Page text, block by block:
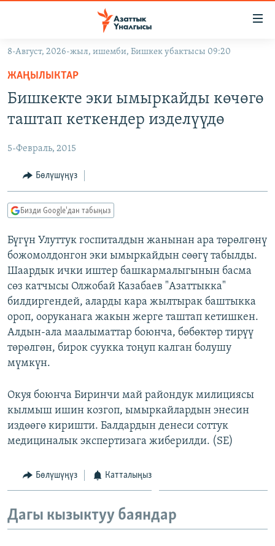
Навигацияга
өтүңүз
Издөөгө
салыңыз
ЭКОНОМИКА
МАДАНИЯТ
БОРБОР АЗИЯ
АТАЙЫН ИЛИКТӨӨ
ТВ ПРОГРАММАЛАР
ЭКСПЕРТТЕР ТАЛДАЙТ
БИЗ ЖАНА ДҮЙНӨ
ЭЖЕ-СИҢДИЛЕР
АЗАТТЫК+
ЫҢГАЙСЫЗ СУРООЛОР
ӨЗГӨЧӨ ПИКИР
Русский
ОНЛАЙН ШЕРИНЕ
ЭЕ/АРнун бардык сайттары
8-Август, 2026-жыл, ишемби, Бишкек убактысы 09:20
ЖАҢЫЛЫКТАР
Бишкекте эки ымыркайды көчөгө
таштап кеткендер изделүүдө
5-Февраль, 2015
Бөлүшүңүз
Бизди Google'дан табыңыз
Бүгүн Улуттук госпиталдын жанынан ара төрөлгөнү
божомолдонгон эки ымыркайдын сөөгү табылды.
Шаардык ички иштер башкармалыгынын басма
сөз катчысы Олжобай Казабаев "Азаттыкка"
билдиргендей, аларды кара жылтырак баштыкка
ороп, ооруканага жакын жерге таштап кетишкен.
Алдын-ала маалыматтар боюнча, бөбөктөр тирүү
төрөлгөн, бирок суукка тоңуп калган болушу
мүмкүн.
Окуя боюнча Биринчи май райондук милициясы
кылмыш ишин козгоп, ымыркайлардын энесин
издөөгө киришти. Балдардын денеси соттук
медициналык экспертизага жиберилди. (SE)
Бөлүшүңүз Катталыңыз
Дагы кызыктуу баяндар